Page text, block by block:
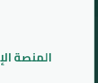
المنصة